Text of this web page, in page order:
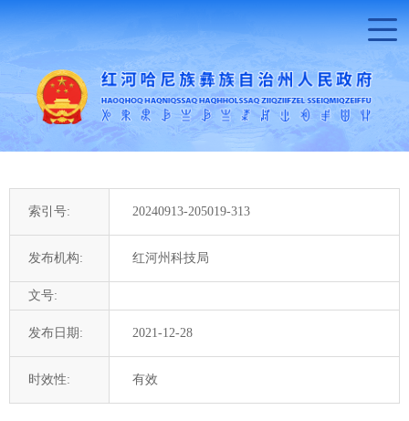
索引号: 20240913-205019-313
发布机构: 红河州科技局
文号:
发布日期: 2021-12-28
时效性: 有效